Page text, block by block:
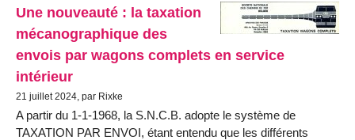
Une nouveauté : la taxation
mécanographique des
envois par wagons complets en service
intérieur
21 juillet 2024, par Rixke
A partir du 1-1-1968, la S.N.C.B. adopte le système de
TAXATION PAR ENVOI, étant entendu que les différents